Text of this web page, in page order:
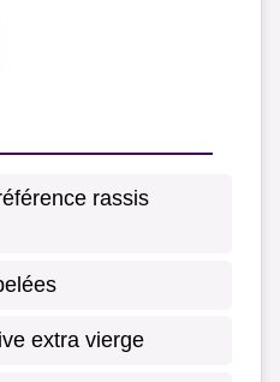
rassis
extra vierge